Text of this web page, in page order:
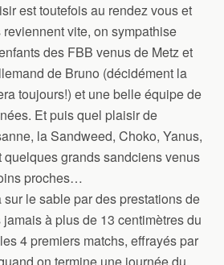
est toutefois au rendez vous et
vite, on sympathise
des FBB venus de Metz et
de Bruno (décidément la
toujours!) et une belle équipe de
Et puis quel plaisir de
la Sandweed, Choko, Yanus,
quelques grands sandciens venus
proches…
le sable par des prestations de
à plus de 13 centimètres du
4 premiers matchs, effrayés par